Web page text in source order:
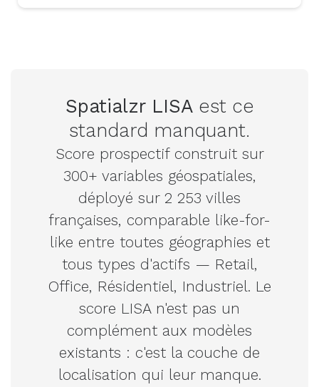
Spatialzr LISAest ce
standard manquant.
Score prospectif construit sur
300+ variables géospatiales,
déployé sur 2 253 villes
françaises, comparable like-for-
like entre toutes géographies et
tous types d'actifs — Retail,
Office, Résidentiel, Industriel. Le
score LISA n'est pas un
complément aux modèles
existants : c'est la couche de
localisation qui leur manque.